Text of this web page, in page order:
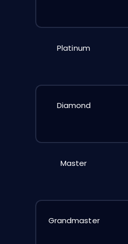
Platinum
Diamond
Master
Grandmaster